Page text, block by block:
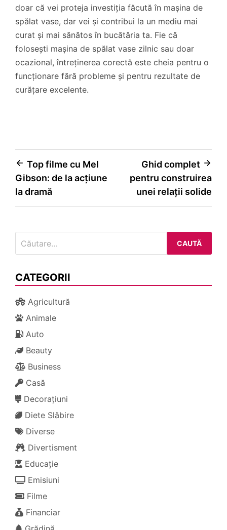
doar că vei proteja investiția făcută în mașina de
spălat vase, dar vei și contribui la un mediu mai
curat și mai sănătos în bucătăria ta. Fie că
folosești mașina de spălat vase zilnic sau doar
ocazional, întreținerea corectă este cheia pentru o
funcționare fără probleme și pentru rezultate de
curățare excelente.
Navigare
în
articole
Top filme cu Mel
Gibson: de la acțiune
la dramă
Ghid complet
pentru construirea
unei relații solide
după:
CATEGORII
Agricultură
Animale
Auto
Beauty
Business
Casă
Decorațiuni
Diete Slăbire
Diverse
Divertisment
Educație
Emisiuni
Filme
Financiar